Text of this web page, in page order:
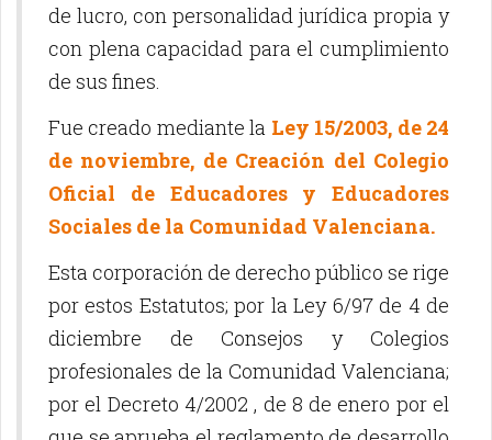
de lucro, con personalidad jurídica propia y
con plena capacidad para el cumplimiento
de sus fines.
Fue creado mediante la Ley 15/2003, de 24
de noviembre, de Creación del Colegio
Oficial de Educadores y Educadores
Sociales de la Comunidad Valenciana.
Esta corporación de derecho público se rige
por estos Estatutos; por la Ley 6/97 de 4 de
diciembre de Consejos y Colegios
profesionales de la Comunidad Valenciana;
por el Decreto 4/2002 , de 8 de enero por el